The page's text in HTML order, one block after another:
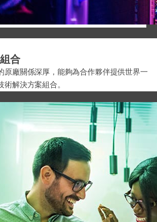
合
原廠關係深厚，能夠為合作夥伴提供世界一
解決方案組合。